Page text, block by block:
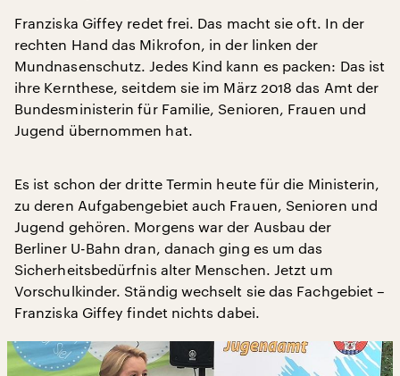
Franziska Giffey redet frei. Das macht sie oft. In der
rechten Hand das Mikrofon, in der linken der
Mundnasenschutz. Jedes Kind kann es packen: Das ist
ihre Kernthese, seitdem sie im März 2018 das Amt der
Bundesministerin für Familie, Senioren, Frauen und
Jugend übernommen hat.
Es ist schon der dritte Termin heute für die Ministerin,
zu deren Aufgabengebiet auch Frauen, Senioren und
Jugend gehören. Morgens war der Ausbau der
Berliner U-Bahn dran, danach ging es um das
Sicherheitsbedürfnis alter Menschen. Jetzt um
Vorschulkinder. Ständig wechselt sie das Fachgebiet –
Franziska Giffey findet nichts dabei.